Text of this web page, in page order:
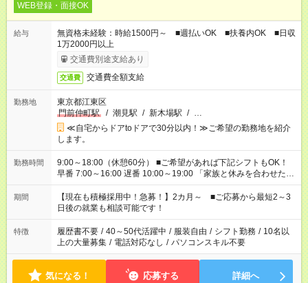
WEB登録・面接OK
給与
無資格未経験：時給1500円～ ■週払いOK ■扶養内OK ■日収
1万2000円以上
交通費別途支給あり
交通費 交通費全額支給
勤務地
東京都江東区
門前仲町駅
/ 潮見駅 / 新木場駅 / …
≪自宅からドアtoドアで30分以内！≫ご希望の勤務地を紹介
します。
勤務時間
9:00～18:00（休憩60分） ■ご希望があれば下記シフトもOK！
早番 7:00～16:00 遅番 10:00～19:00 「家族と休みを合わせた
い」 「余裕を持って夕飯の準備がしたい」 「できれば残業はし
たくない」 など、ご希望を教えてくださいね。 ※Wワーク希望
の方へ 今ご覧のお仕事で希望する勤務時間と、もう1つのお仕事
の勤務時間。 合計で週40時間を超える場合は応募できません。
期間
【現在も積極採用中！急募！】2カ月～ ■ご応募から最短2～3
日後の就業も相談可能です！
特徴 履歴書不要 / 40～50代活躍中 / 服装自由 / シフト勤務 / 10名以
上の大量募集 / 電話対応なし / パソコンスキル不要
気になる！ 応募する 詳細へ